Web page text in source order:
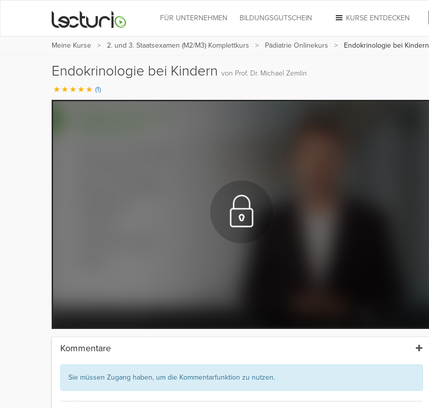
KURSE ENTDECKEN
FÜR UNTERNEHMEN BILDUNGSGUTSCHEIN
Meine Kurse 2. und 3. Staatsexamen (M2/M3) Komplettkurs Pädiatrie Onlinekurs Endokrinologie bei Kindern
Endokrinologie bei Kindern von Prof. Dr. Michael Zemlin
(1)
Kommentare
Sie müssen Zugang haben, um die Kommentarfunktion zu nutzen.